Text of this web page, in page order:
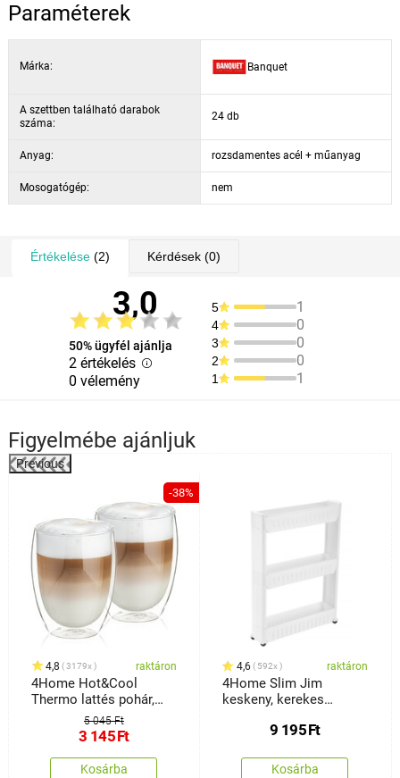
Paraméterek
Márka: Banquet
A szettben található darabok
száma:
24 db
Anyag: rozsdamentes acél + műanyag
Mosogatógép: nem
Értékelése(2) Kérdések(0)
3,0
50% ügyfél ajánlja
2 értékelés
0 vélemény
5 1
4 0
3 0
2 0
1 1
Figyelmébe ajánljuk
Previous
-38%
4,8 3179x raktáron
4Home Hot&Cool
Thermo lattés pohár,
350 ml, 2 db5 045 Ft
3 145Ft
Kosárba
4,6 592x raktáron
4Home Slim Jim
keskeny, kerekes
9 195Ft
Kosárba